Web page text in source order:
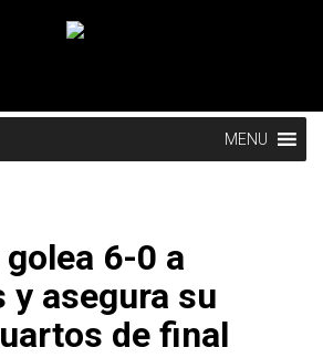
MENU
6-0 a
y asegura su
de final